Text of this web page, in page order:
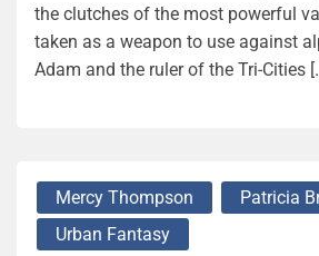
the clutches of the most powerful
taken as a weapon to use against
Adam and the ruler of the Tri-Cities
Mercy Thompson
Patricia
Urban Fantasy